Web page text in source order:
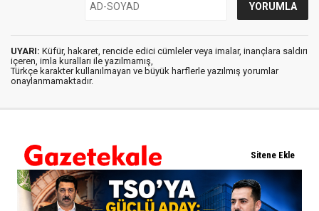
UYARI: Küfür, hakaret, rencide edici cümleler veya imalar, inançlara saldırı
içeren, imla kuralları ile yazılmamış,
Türkçe karakter kullanılmayan ve büyük harflerle yazılmış yorumlar
onaylanmamaktadır.